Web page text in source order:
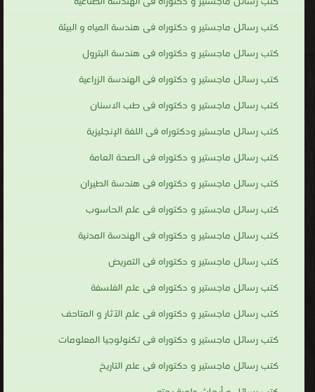
كتب رسائل ماجستير و دكتوراه فى هندسة المياه و البيئة
كتب رسائل ماجستير و دكتوراه فى هندسة البترول
كتب رسائل ماجستير و دكتوراه فى الهندسة الزراعية
كتب رسائل ماجستير و دكتوراه فى طب الاسنان
كتب رسائل ماجستير ودكتوراه فى اللغة الإنجليزية
كتب رسائل ماجستير و دكتوراه فى الصحة العامة
كتب رسائل ماجستير و دكتوراه فى هندسة الطيران
كتب رسائل ماجستير و دكتوراه فى علم الحاسوب
كتب رسائل ماجستير و دكتوراه فى الهندسة المدنية
كتب رسائل ماجستير و دكتوراه فى التمريض
كتب رسائل ماجستير و دكتوراه فى علم الفلسفة
كتب رسائل ماجستير و دكتوراه فى علم الآثار و المتاحف
كتب رسائل ماجستير و دكتوراه فى تكنولوجيا المعلومات
كتب رسائل ماجستير و دكتوراه فى علم التاريخ